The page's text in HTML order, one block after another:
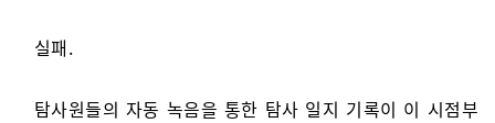
실패.
탐사원들의 자동 녹음을 통한 탐사 일지 기록이 이 시점부